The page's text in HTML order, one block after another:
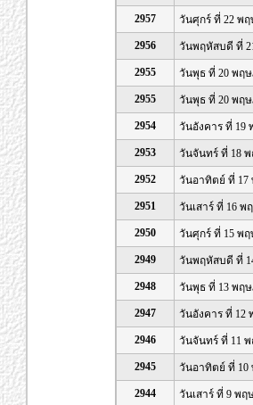
2957 วันศุกร์ ที่ 22 พ
2956 วันพฤหัสบดี ที่
2955 วันพุธ ที่ 20 พฤ
2955 วันพุธ ที่ 20 พฤ
2954 วันอังคาร ที่ 19
2953 วันจันทร์ ที่ 18
2952 วันอาทิตย์ ที่ 17
2951 วันเสาร์ ที่ 16 พ
2950 วันศุกร์ ที่ 15 พ
2949 วันพฤหัสบดี ที่
2948 วันพุธ ที่ 13 พฤ
2947 วันอังคาร ที่ 12
2946 วันจันทร์ ที่ 11
2945 วันอาทิตย์ ที่ 10
2944 วันเสาร์ ที่ 9 พฤ